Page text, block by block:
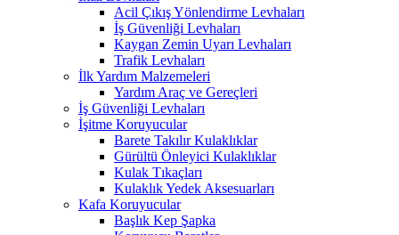
Acil Çıkış Yönlendirme Levhaları
İş Güvenliği Levhaları
Kaygan Zemin Uyarı Levhaları
Trafik Levhaları
İlk Yardım Malzemeleri
Yardım Araç ve Gereçleri
İş Güvenliği Levhaları
İşitme Koruyucular
Barete Takılır Kulaklıklar
Gürültü Önleyici Kulaklıklar
Kulak Tıkaçları
Kulaklık Yedek Aksesuarları
Kafa Koruyucular
Başlık Kep Şapka